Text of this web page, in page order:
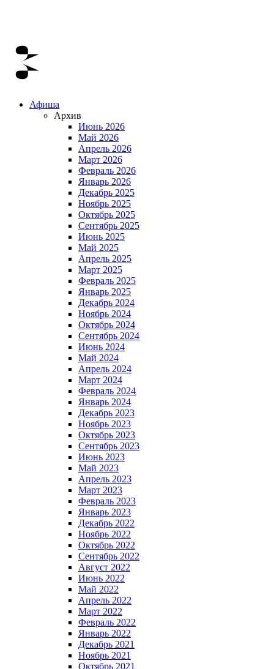
Афиша
Архив
Июнь 2026
Май 2026
Апрель 2026
Март 2026
Февраль 2026
Январь 2026
Декабрь 2025
Ноябрь 2025
Октябрь 2025
Сентябрь 2025
Июнь 2025
Май 2025
Апрель 2025
Март 2025
Февраль 2025
Январь 2025
Декабрь 2024
Ноябрь 2024
Октябрь 2024
Сентябрь 2024
Июнь 2024
Май 2024
Апрель 2024
Март 2024
Февраль 2024
Январь 2024
Декабрь 2023
Ноябрь 2023
Октябрь 2023
Сентябрь 2023
Июнь 2023
Май 2023
Апрель 2023
Март 2023
Февраль 2023
Январь 2023
Декабрь 2022
Ноябрь 2022
Октябрь 2022
Сентябрь 2022
Август 2022
Июнь 2022
Май 2022
Апрель 2022
Март 2022
Февраль 2022
Январь 2022
Декабрь 2021
Ноябрь 2021
Октябрь 2021